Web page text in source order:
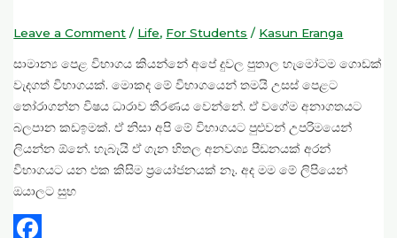
Leave a Comment / Life, For Students / Kasun Eranga
සාමාන්‍ය පෙළ විභාගය කියන්නේ අපේ දුවල පුතාල හැමෝටම ගොඩක්
වැදගත් විභාගයක්. මොකද මේ විභාගයෙන් තමයි උසස් පෙළට
තෝරාගන්න විෂය ධාරාව තීරණය වෙන්නේ. ඒ වගේම අනාගතයට
බලපාන කඩඉමක්. ඒ නිසා අපි මේ විභාගයට පුළුවන් උපරිමයෙන්
ලියන්න ඕනේ. හැබැයි ඒ ගැන හිතල අනවශ්‍ය පීඩනයක් අරන්
විභාගයට යන එක කිසිම ප්‍රයෝජනයක් නෑ. අද මම මේ ලිපියෙන්
ඔයාලට සුභ